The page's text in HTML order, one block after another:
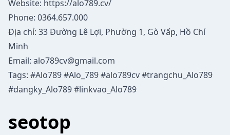
Website: https://alo789.cv/
Phone: 0364.657.000
Địa chỉ: 33 Đường Lê Lợi, Phường 1, Gò Vấp, Hồ Chí
Minh
Email: alo789cv@gmail.com
Tags: #Alo789 #Alo_789 #alo789cv #trangchu_Alo789
#dangky_Alo789 #linkvao_Alo789
seotop